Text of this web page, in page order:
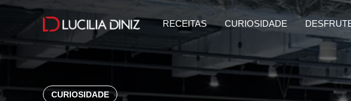
RECEITAS CURIOSIDADE
CURIOSIDADE